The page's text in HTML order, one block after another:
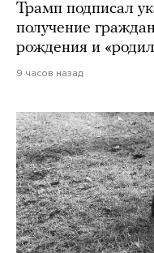
Трамп подписал
получение
рождения и
9 часов назад